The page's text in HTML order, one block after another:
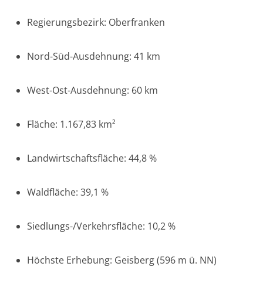
Regierungsbezirk: Oberfranken
Nord-Süd-Ausdehnung: 41 km
West-Ost-Ausdehnung: 60 km
Fläche: 1.167,83 km²
Landwirtschaftsfläche: 44,8 %
Waldfläche: 39,1 %
Siedlungs-/Verkehrsfläche: 10,2 %
Höchste Erhebung: Geisberg (596 m ü. NN)